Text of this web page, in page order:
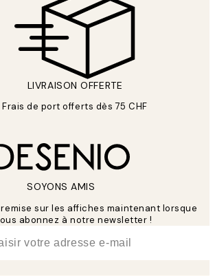
LIVRAISON OFFERTE
Frais de port offerts dès 75 CHF
SOYONS AMIS
remise sur les affiches maintenant lorsque
abonnez à notre newsletter !